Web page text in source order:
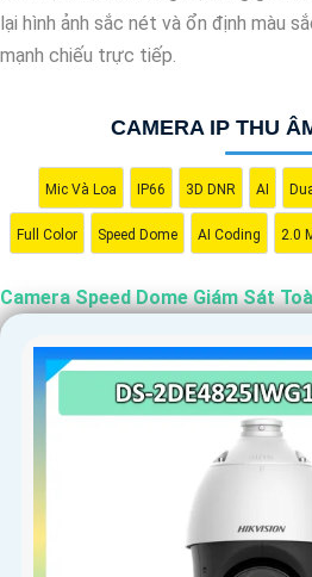
lại hình ảnh sắc nét và ổn định màu
mạnh chiếu trực tiếp.
CAMERA IP THU
Mic Và Loa IP66 3D DNR AI
Full Color Speed Dome AI Coding 2.0
Camera Speed Dome Giám Sát